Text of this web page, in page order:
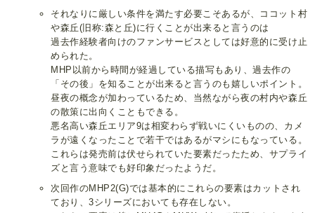
それなりに厳しい条件を満たす必要こそあるが、ココット村
や森丘(旧称:森と丘)に行くことが出来ると言うのは
過去作経験者向けのファンサービスとしては好意的に受け止
められた。
MHP以前から時間が経過している描写もあり、過去作の
「その後」を知ることが出来ると言うのも嬉しいポイント。
昼夜の概念が加わっているため、当然ながら夜の村内や森丘
の散策に出向くこともできる。
悪名高い森丘エリア9は相変わらず戦いにくいものの、カメ
ラが遠くなったことで若干ではあるがマシにもなっている。
これらは発売前は伏せられていた要素だったため、サプライ
ズと言う意味でも好印象だったようだ。
次回作のMHP2(G)では基本的にこれらの要素はカットされ
ており、3シリーズにおいても存在しない。